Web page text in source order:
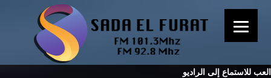
العب للاستماع إلى الراديو